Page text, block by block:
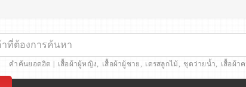
คำค้นยอดฮิต | เสื้อผ้าผู้หญิง, เสื้อผ้าผู้ชาย, เดรสลูกไม้, ชุดว่ายน้ำ, เสื้อผ้า